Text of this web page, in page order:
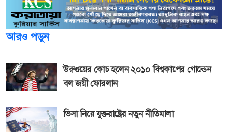
আরও পড়ুন
উরুগুয়ের কোচ হলেন ২০১০ বিশ্বকাপের গোল্ডেন
বল জয়ী ফোরলান
ভিসা নিয়ে যুক্তরাষ্ট্রের নতুন নীতিমালা